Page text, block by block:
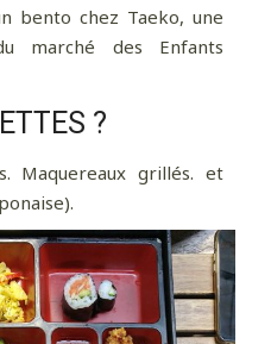
bento chez Taeko, une
marché des Enfants
?
Maquereaux grillés. et